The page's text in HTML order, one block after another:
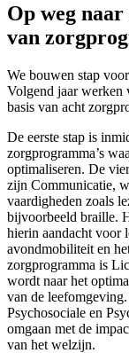
Op weg
van
We bouwen stap
Volgend jaar werken
basis van acht
De eerste stap is
zorgprogramma’s
optimaliseren. De
zijn Communicatie,
vaardigheden zoals
bijvoorbeeld braille.
hierin aandacht voor
avondmobiliteit en
zorgprogramma is
wordt naar het
van de
Psychosociale en
omgaan met de
van het welzijn.